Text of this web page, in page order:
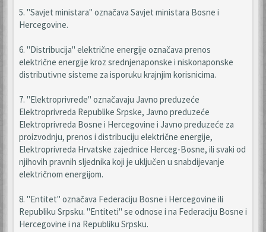
5. "Savjet ministara" označava Savjet ministara Bosne i
Hercegovine.
6. "Distribucija" električne energije označava prenos
električne energije kroz srednjenaponske i niskonaponske
distributivne sisteme za isporuku krajnjim korisnicima.
7. "Elektroprivrede" označavaju Javno preduzeće
Elektroprivreda Republike Srpske, Javno preduzeće
Elektroprivreda Bosne i Hercegovine i Javno preduzeće za
proizvodnju, prenos i distribuciju električne energije,
Elektroprivreda Hrvatske zajednice Herceg-Bosne, ili svaki od
njihovih pravnih sljednika koji je uključen u snabdijevanje
električnom energijom.
8. "Entitet" označava Federaciju Bosne i Hercegovine ili
Republiku Srpsku. "Entiteti" se odnose i na Federaciju Bosne i
Hercegovine i na Republiku Srpsku.